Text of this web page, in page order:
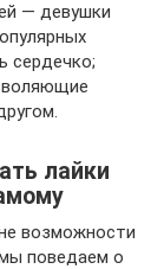
— девушки
сердечко;
лайки
возможности
поведаем о